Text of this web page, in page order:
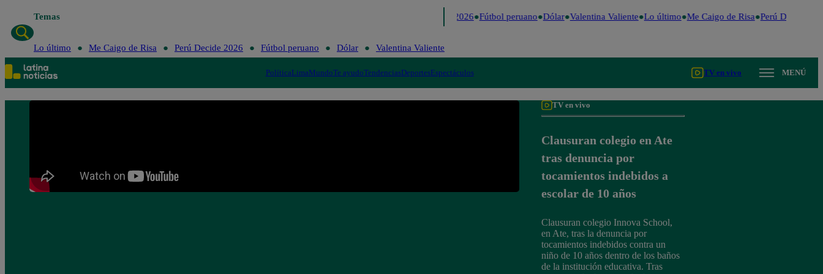
Temas Perú Decide 2026 Fútbol peruano Dólar Valentina Valiente Lo último Me Caigo de Risa Perú Decide
Lo último Me Caigo de Risa Perú Decide 2026 Fútbol peruano Dólar Valentina Valiente
PolíticaLimaMundoTe ayudoTendenciasDeportesEspectáculos TV en vivo MENÚ
TV en vivo
Clausuran colegio en Ate
tras denuncia por
tocamientos indebidos a
escolar de 10 años
Clausuran colegio Innova School,
en Ate, tras la denuncia por
tocamientos indebidos contra un
niño de 10 años dentro de los baños
de la institución educativa. Tras